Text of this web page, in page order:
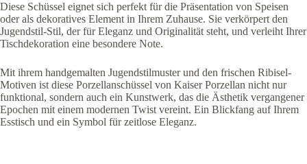
Diese Schüssel eignet sich perfekt für die Präsentation von Speisen
oder als dekoratives Element in Ihrem Zuhause. Sie verkörpert den
Jugendstil-Stil, der für Eleganz und Originalität steht, und verleiht Ihrer
Tischdekoration eine besondere Note.
Mit ihrem handgemalten Jugendstilmuster und den frischen Ribisel-
Motiven ist diese Porzellanschüssel von Kaiser Porzellan nicht nur
funktional, sondern auch ein Kunstwerk, das die Ästhetik vergangener
Epochen mit einem modernen Twist vereint. Ein Blickfang auf Ihrem
Esstisch und ein Symbol für zeitlose Eleganz.